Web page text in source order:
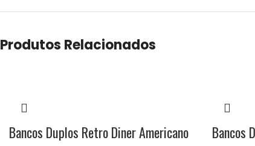
Produtos Relacionados
Bancos Duplos Retro Diner Americano Bancos